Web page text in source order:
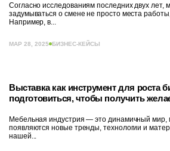
Согласно исследованиям последних двух лет,
задумываться о смене не просто места
Например, в...
МАР 28, 2025 БИЗНЕС-КЕЙСЫ
Выставка как инструмент для роста
подготовиться, чтобы получить
Мебельная индустрия — это динамичный мир,
появляются новые тренды, технологии и
нашей...